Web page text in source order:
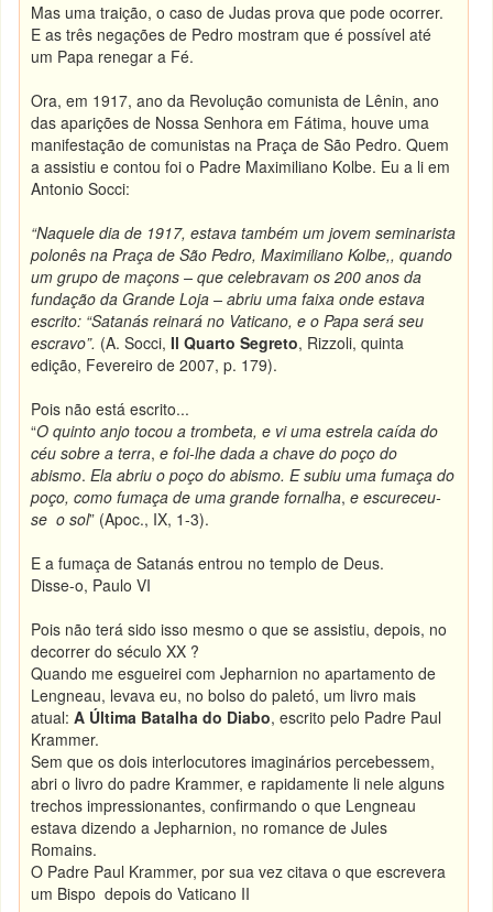
Mas uma traição, o caso de Judas prova que pode ocorrer.
E as três negações de Pedro mostram que é possível até
um Papa renegar a Fé.
Ora, em 1917, ano da Revolução comunista de Lênin, ano
das aparições de Nossa Senhora em Fátima, houve uma
manifestação de comunistas na Praça de São Pedro. Quem
a assistiu e contou foi o Padre Maximiliano Kolbe. Eu a li em
Antonio Socci:
“Naquele dia de 1917, estava também um jovem seminarista
polonês na Praça de São Pedro, Maximiliano Kolbe,, quando
um grupo de maçons – que celebravam os 200 anos da
fundação da Grande Loja – abriu uma faixa onde estava
escrito: “Satanás reinará no Vaticano, e o Papa será seu
escravo”. (A. Socci,Il Quarto Segreto, Rizzoli, quinta
edição, Fevereiro de 2007, p. 179).
Pois não está escrito...
“O quinto anjo tocou a trombeta, e vi uma estrela caída do
céu sobre a terra,e foi-lhe dada a chave do poço do
abismo.Ela abriu o poço do abismo. E subiu uma fumaça do
poço, como fumaça de uma grande fornalha,e escureceu-
se o sol” (Apoc., IX, 1-3).
E a fumaça de Satanás entrou no templo de Deus.
Disse-o, Paulo VI
Pois não terá sido isso mesmo o que se assistiu, depois, no
decorrer do século XX ?
Quando me esgueirei com Jepharnion no apartamento de
Lengneau, levava eu, no bolso do paletó, um livro mais
atual:A Última Batalha do Diabo, escrito pelo Padre Paul
Krammer.
Sem que os dois interlocutores imaginários percebessem,
abri o livro do padre Krammer, e rapidamente li nele alguns
trechos impressionantes, confirmando o que Lengneau
estava dizendo a Jepharnion, no romance de Jules
Romains.
O Padre Paul Krammer, por sua vez citava o que escrevera
um Bispo depois do Vaticano II